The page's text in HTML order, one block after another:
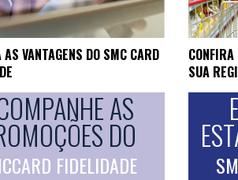
AS VANTAGENS DO SMC CARD
AS
DO
FIDELIDADE
CONFIRA
SUA